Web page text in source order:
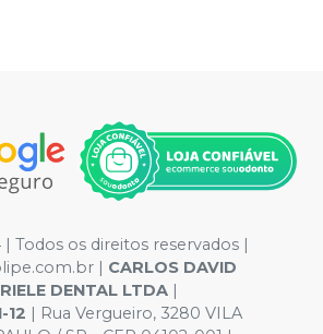
Todos os direitos reservados |
| CARLOS DAVID
DENTAL LTDA |
12 | Rua Vergueiro, 3280 VILA